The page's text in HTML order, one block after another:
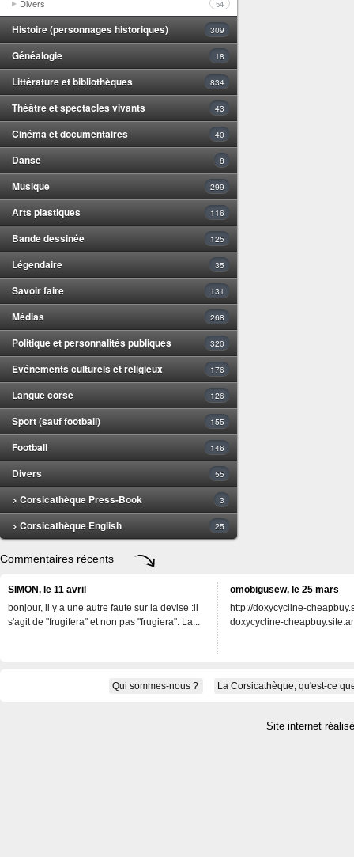
Divers 54
Histoire (personnages historiques) 309
Généalogie 18
Littérature et bibliothèques 834
Théâtre et spectacles vivants 43
Cinéma et documentaires 40
Danse 8
Musique 299
Arts plastiques 116
Bande dessinée 125
Légendaire 35
Savoir faire 131
Médias 268
Politique et personnalités publiques 320
Evénements culturels et religieux 176
Langue corse 126
Sport (sauf football) 155
Football 146
Divers 55
> Corsicathèque Press-Book 3
> Corsicathèque English 25
Commentaires récents
SIMON, le 11 avril
bonjour, il y a une autre faute sur la devise :il
s'agit de "frugifera" et non pas "frugiera". La...
omobigusew, le 25 mars
http://doxycycline-
doxycycline-
Qui sommes-nous ? La Corsicathèque, qu'est-ce
Site internet